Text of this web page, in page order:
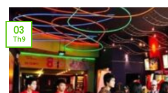
03
Th9